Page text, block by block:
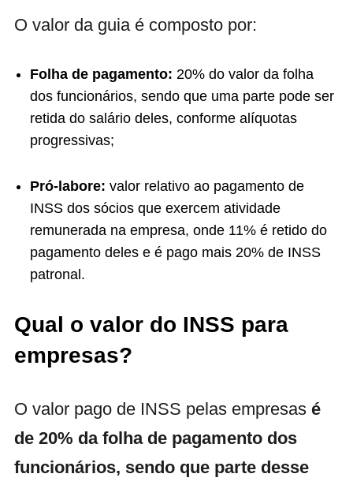
O valor da guia é composto por:
Folha de pagamento: 20% do valor da folha
dos funcionários, sendo que uma parte pode ser
retida do salário deles, conforme alíquotas
progressivas;
Pró-labore: valor relativo ao pagamento de
INSS dos sócios que exercem atividade
remunerada na empresa, onde 11% é retido do
pagamento deles e é pago mais 20% de INSS
patronal.
Qual o valor do INSS para
empresas?
O valor pago de INSS pelas empresas é
de 20% da folha de pagamento dos
funcionários, sendo que parte desse